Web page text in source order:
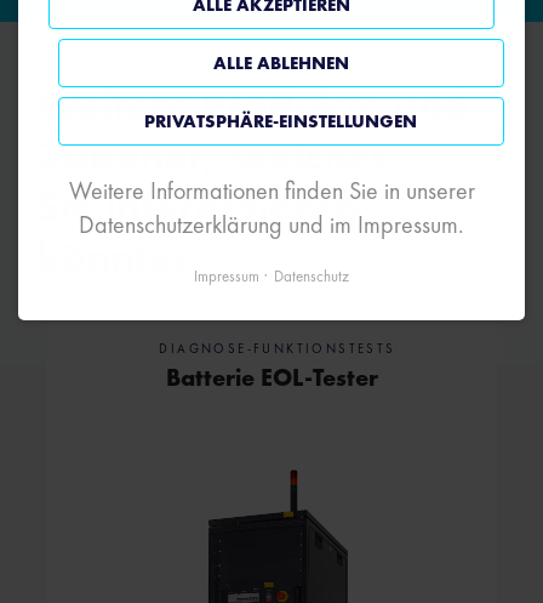
Weitere Produkte und
Zubehör, welches
Sie interessieren
DIAGNOSE-FUNKTIONSTESTS
Batterie EOL-Tester
ALLE AKZEPTIEREN
ALLE ABLEHNEN
PRIVATSPHÄRE-EINSTELLUNGEN
Weitere Informationen finden Sie in unserer
Datenschutzerklärung und im Impressum.
Impressum Datenschutz